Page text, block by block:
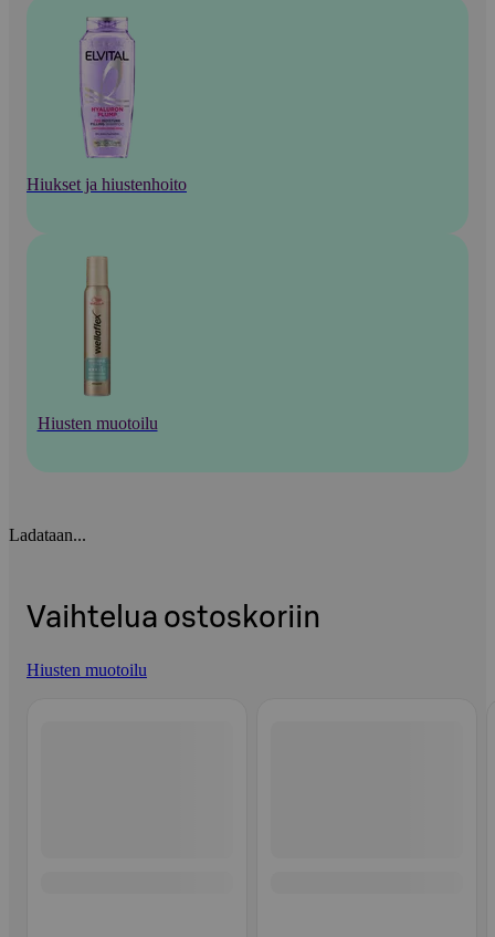
Hiukset ja hiustenhoito
Hiusten muotoilu
Ladataan...
Vaihtelua ostoskoriin
Hiusten muotoilu